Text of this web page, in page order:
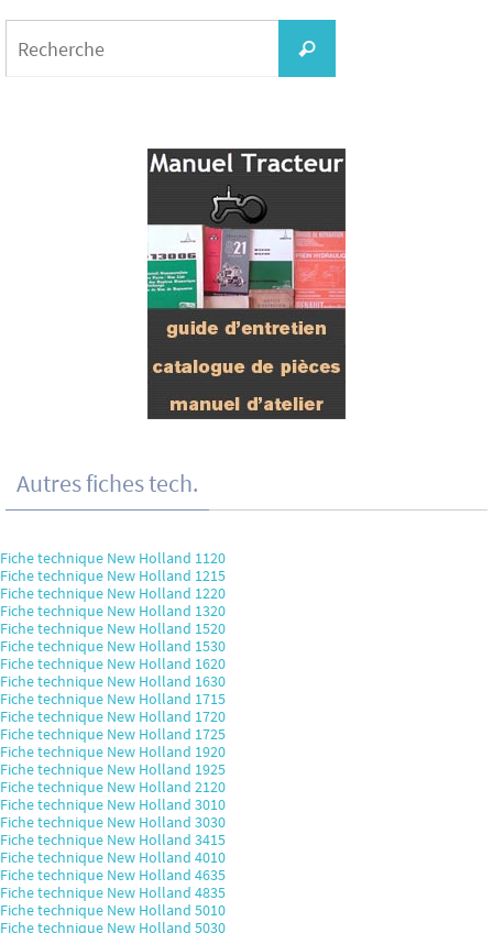
Recherche
Autres fiches tech.
Fiche technique New Holland 1120
Fiche technique New Holland 1215
Fiche technique New Holland 1220
Fiche technique New Holland 1320
Fiche technique New Holland 1520
Fiche technique New Holland 1530
Fiche technique New Holland 1620
Fiche technique New Holland 1630
Fiche technique New Holland 1715
Fiche technique New Holland 1720
Fiche technique New Holland 1725
Fiche technique New Holland 1920
Fiche technique New Holland 1925
Fiche technique New Holland 2120
Fiche technique New Holland 3010
Fiche technique New Holland 3030
Fiche technique New Holland 3415
Fiche technique New Holland 4010
Fiche technique New Holland 4635
Fiche technique New Holland 4835
Fiche technique New Holland 5010
Fiche technique New Holland 5030